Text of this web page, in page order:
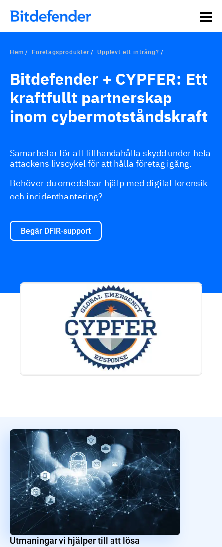
Hem Företagsprodukter Upplevt ett intrång?
Bitdefender + CYPFER: Ett
kraftfullt partnerskap
inom cybermotståndskraft
Samarbetar för att tillhandahålla skydd under hela
attackens livscykel för att hålla företag igång.
Behöver du omedelbar hjälp med digital forensik
och incidenthantering?
Begär DFIR-support
Utmaningar vi hjälper till att lösa